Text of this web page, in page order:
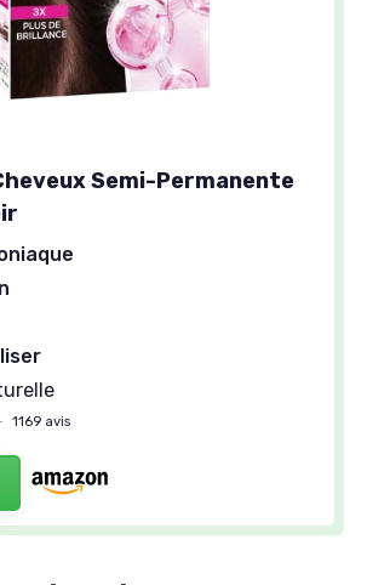
Semi-Permanente
1169 avis